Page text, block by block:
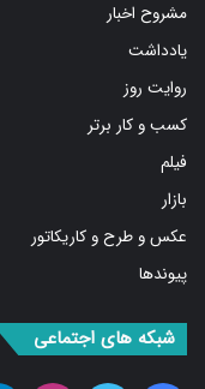
مشروح اخبار
یادداشت
روایت روز
کسب و کار برتر
فیلم
بازار
عکس و طرح و کاریکاتور
پیوندها
شبکه های اجتماعی